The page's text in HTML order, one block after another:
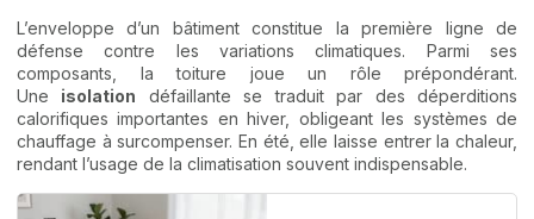
L’enveloppe d’un bâtiment constitue la première ligne de
défense contre les variations climatiques. Parmi ses
composants, la toiture joue un rôle prépondérant.
Une isolation défaillante se traduit par des déperditions
calorifiques importantes en hiver, obligeant les systèmes de
chauffage à surcompenser. En été, elle laisse entrer la chaleur,
rendant l’usage de la climatisation souvent indispensable.